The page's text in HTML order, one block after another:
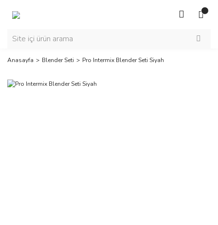
Anasayfa Blender Seti Pro Intermix Blender Seti Siyah